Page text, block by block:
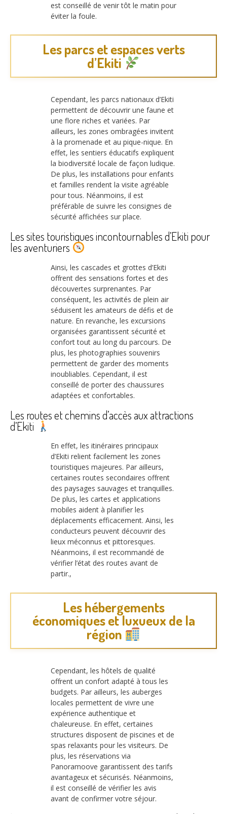
est conseillé de venir tôt le matin pour
éviter la foule.
Les parcs et espaces verts
d’Ekiti
Cependant, les parcs nationaux d’Ekiti
permettent de découvrir une faune et
une flore riches et variées. Par
ailleurs, les zones ombragées invitent
à la promenade et au pique-nique. En
effet, les sentiers éducatifs expliquent
la biodiversité locale de façon ludique.
De plus, les installations pour enfants
et familles rendent la visite agréable
pour tous. Néanmoins, il est
préférable de suivre les consignes de
sécurité affichées sur place.
Les sites touristiques incontournables d’Ekiti pour
les aventuriers
Ainsi, les cascades et grottes d’Ekiti
offrent des sensations fortes et des
découvertes surprenantes. Par
conséquent, les activités de plein air
séduisent les amateurs de défis et de
nature. En revanche, les excursions
organisées garantissent sécurité et
confort tout au long du parcours. De
plus, les photographies souvenirs
permettent de garder des moments
inoubliables. Cependant, il est
conseillé de porter des chaussures
adaptées et confortables.
Les routes et chemins d’accès aux attractions
d’Ekiti
En effet, les itinéraires principaux
d’Ekiti relient facilement les zones
touristiques majeures. Par ailleurs,
certaines routes secondaires offrent
des paysages sauvages et tranquilles.
De plus, les cartes et applications
mobiles aident à planifier les
déplacements efficacement. Ainsi, les
conducteurs peuvent découvrir des
lieux méconnus et pittoresques.
Néanmoins, il est recommandé de
vérifier l’état des routes avant de
partir.,
Les hébergements
économiques et luxueux de la
région
Cependant, les hôtels de qualité
offrent un confort adapté à tous les
budgets. Par ailleurs, les auberges
locales permettent de vivre une
expérience authentique et
chaleureuse. En effet, certaines
structures disposent de piscines et de
spas relaxants pour les visiteurs. De
plus, les réservations via
Panoramoove garantissent des tarifs
avantageux et sécurisés. Néanmoins,
il est conseillé de vérifier les avis
avant de confirmer votre séjour.